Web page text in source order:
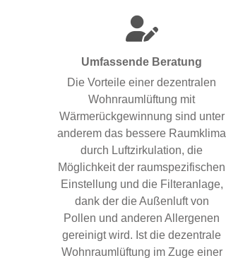
Umfassende Beratung
Die Vorteile einer dezentralen
Wohnraumlüftung mit
Wärmerückgewinnung sind unter
anderem das bessere Raumklima
durch Luftzirkulation, die
Möglichkeit der raumspezifischen
Einstellung und die Filteranlage,
dank der die Außenluft von
Pollen und anderen Allergenen
gereinigt wird. Ist die dezentrale
Wohnraumlüftung im Zuge einer